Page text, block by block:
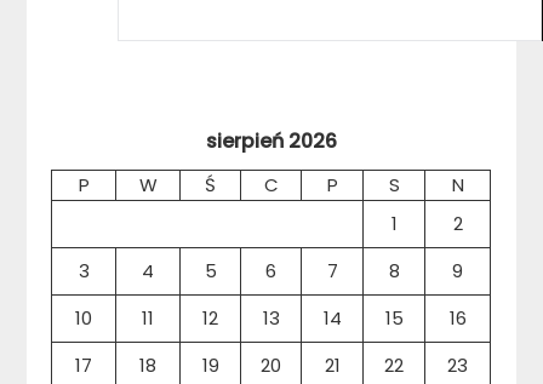
sierpień 2026
P W Ś C P S
N
1
2
3
4 5 6 7 8
9
10
11 12 13 14 15
16
17
18 19 20 21 22
23